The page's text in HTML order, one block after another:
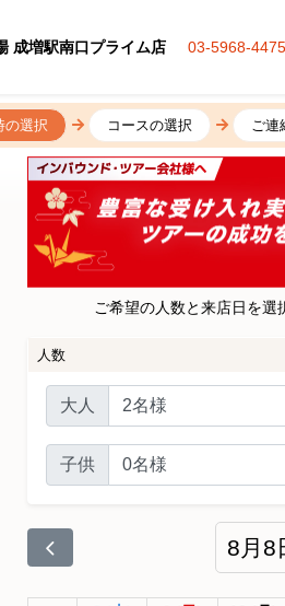
成増駅南口プライム店 03-5968-4475
の選択 コースの選択 ご連
ご希望の人数と来店日を選
人数
大人
子供
8月8